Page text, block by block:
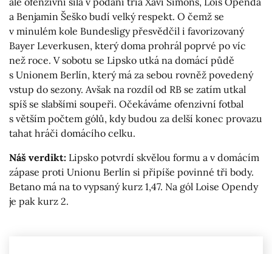
a Benjamin Šeško budí velký respekt. O čemž se
v minulém kole Bundesligy přesvědčil i favorizovaný
Bayer Leverkusen, který doma prohrál poprvé po víc
než roce. V sobotu se Lipsko utká na domácí půdě
s Unionem Berlín, který má za sebou rovněž povedený
vstup do sezony. Avšak na rozdíl od RB se zatím utkal
spíš se slabšími soupeři. Očekáváme ofenzivní fotbal
s větším počtem gólů, kdy budou za delší konec provazu
tahat hráči domácího celku.
Náš verdikt: Lipsko potvrdí skvělou formu a v domácím
zápase proti Unionu Berlín si připíše povinné tři body.
Betano má na to vypsaný kurz 1,47. Na gól Loise Opendy
je pak kurz 2.